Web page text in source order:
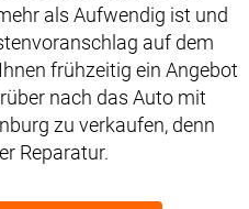
als Aufwendig ist und
auf dem
frühzeitig ein Angebot
nach das Auto mit
zu verkaufen, denn
Reparatur.